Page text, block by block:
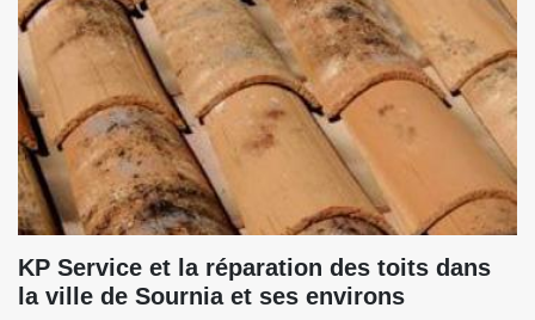
KP Service et la réparation des toits dans
la ville de Sournia et ses environs